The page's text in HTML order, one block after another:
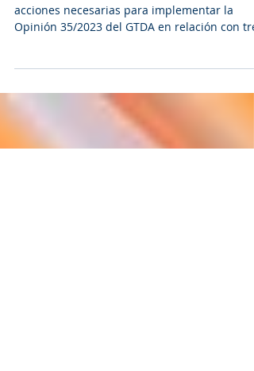
ARBITRARIA DE TRES
ÁHMADIS MUSULMANES
ILAAD insta a Pakistán a tomar todas las
Opinión 35/2023 del GTDA en relación con
personas.